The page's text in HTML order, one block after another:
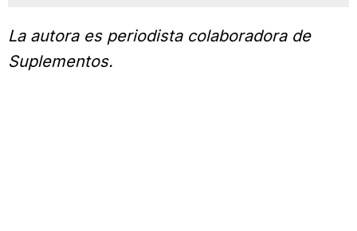
La autora es periodista colaboradora de
Suplementos.